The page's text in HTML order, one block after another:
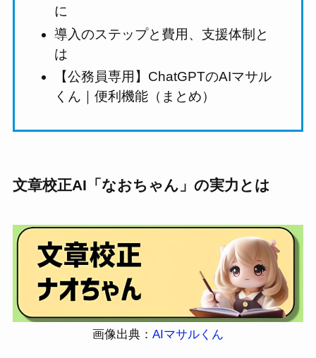
に
導入のステップと費用、支援体制と
は
【公務員専用】ChatGPTのAIマサル
くん｜便利機能（まとめ）
文章校正AI「なおちゃん」の実力とは
画像出典： AIマサルくん